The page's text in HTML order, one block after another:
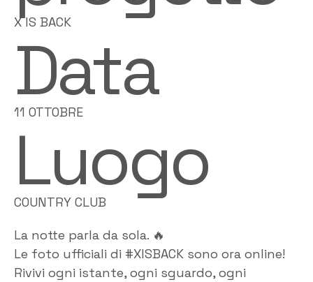
X IS BACK
Data
11 OTTOBRE
Luogo
COUNTRY CLUB
La notte parla da sola. 🔥
Le foto ufficiali di #XISBACK sono ora online!
Rivivi ogni istante, ogni sguardo, ogni